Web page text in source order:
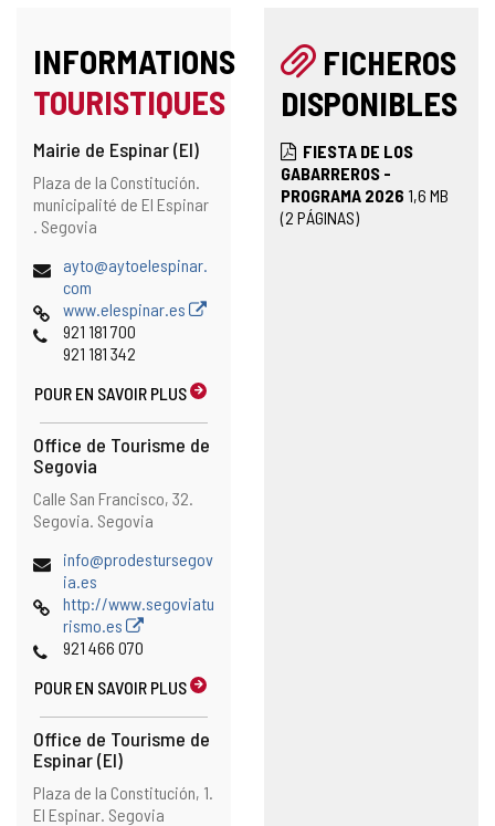
INFORMATIONS
TOURISTIQUES
Mairie de Espinar (El)
Adresse
Adresse
postale
Plaza de la Constitución.
municipalité de El Espinar
Segovia
Adresse
de
courrier
électronique
ayto@aytoelespinar.
com
Page
Web
www.elespinar.es
Téléphones
921 181 700
921 181 342
POUR EN SAVOIR PLUS
Office de Tourisme de
Segovia
Adresse
Adresse
postale
Calle San Francisco, 32.
Segovia. Segovia
Adresse
de
courrier
électronique
info@prodestursegov
ia.es
Page
Web
http://www.segoviatu
rismo.es
Téléphones
921 466 070
POUR EN SAVOIR PLUS
Office de Tourisme de
Espinar (El)
Adresse
Adresse
postale
Plaza de la Constitución, 1.
El Espinar. Segovia
FICHEROS
DISPONIBLES
FIESTA DE LOS
GABARREROS -
PROGRAMA 2026 1,6 MB
(2 PÁGINAS)